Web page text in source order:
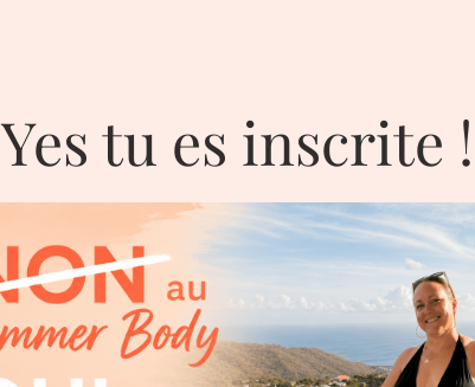
Yes tu es inscrite !